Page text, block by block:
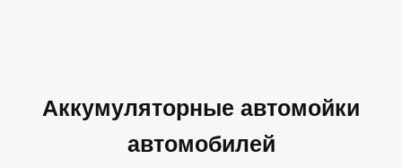
Аккумуляторные автомойки
автомобилей